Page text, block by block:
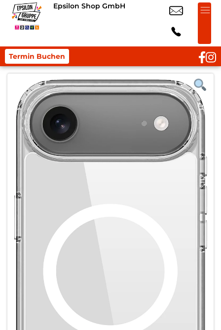
Epsilon Shop GmbH
Termin Buchen